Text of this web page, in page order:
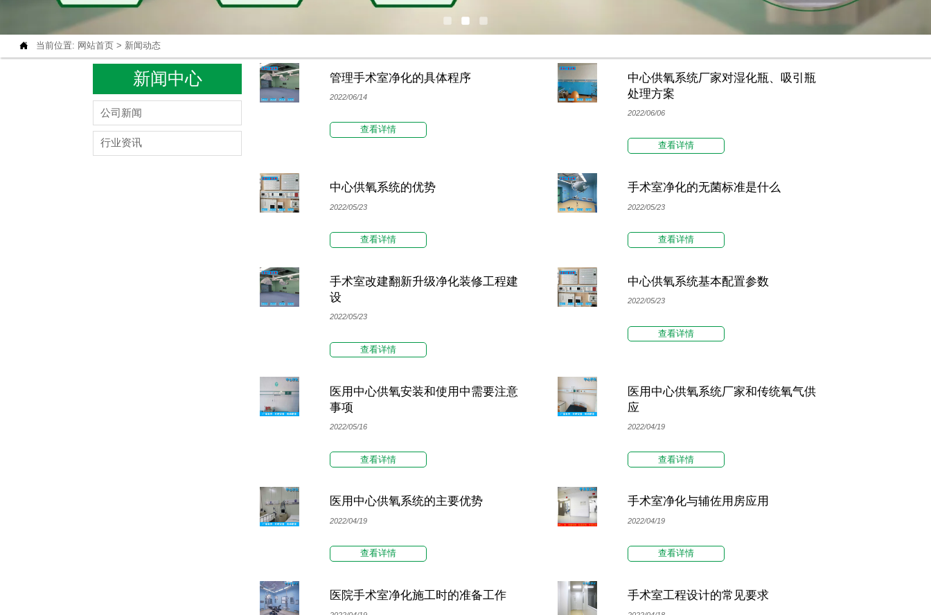
 当前位置: 网站首页> 新闻动态
新闻中心
公司新闻
行业资讯
管理手术室净化的具体程序
2022/06/14
查看详情
中心供氧系统厂家对湿化瓶、吸引瓶
处理方案
2022/06/06
查看详情
中心供氧系统的优势
2022/05/23
查看详情
手术室净化的无菌标准是什么
2022/05/23
查看详情
手术室改建翻新升级净化装修工程建
设
2022/05/23
查看详情
中心供氧系统基本配置参数
2022/05/23
查看详情
医用中心供氧安装和使用中需要注意
事项
2022/05/16
查看详情
医用中心供氧系统厂家和传统氧气供
应
2022/04/19
查看详情
医用中心供氧系统的主要优势
2022/04/19
查看详情
手术室净化与辅佐用房应用
2022/04/19
查看详情
医院手术室净化施工时的准备工作 手术室工程设计的常见要求